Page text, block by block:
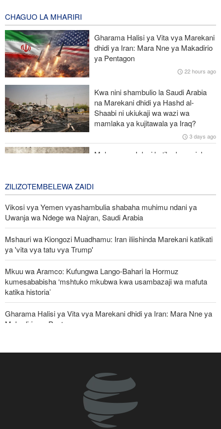
Trump anazidi kuchanganyikiwa kuhusu ulipizaji kisasi wa Iran,
amkabili Hegseth kuhusu uhaba wa silaha
Kituo kikubwa zaidi cha matibabu ya Ebola DRC huku
maambukizi yakienea
Interpol: Akili Mnemba (AI) inatumika katika 55% ya uhalifu wa
mtandaoni barani Afrika
Ruto asema serikali imetekeleza ahadi ilizowapa Waislamu wa
CHAGUO LA MHARIRI
Gharama Halisi ya Vita vya Marekani
dhidi ya Iran: Mara Nne ya Makadirio
ya Pentagon
22 hours ago
Kwa nini shambulio la Saudi Arabia
na Marekani dhidi ya Hashd al-
Shaabi ni ukiukaji wa wazi wa
mamlaka ya kujitawala ya Iraq?
3 days ago
Malengo ya Julani katika kuanzisha
ZILIZOTEMBELEWA ZAIDI
Vikosi vya Yemen vyashambulia shabaha muhimu ndani ya
Uwanja wa Ndege wa Najran, Saudi Arabia
Mshauri wa Kiongozi Muadhamu: Iran iliishinda Marekani katikati
ya 'vita vya tatu vya Trump'
Mkuu wa Aramco: Kufungwa Lango-Bahari la Hormuz
kumesababisha ‘mshtuko mkubwa kwa usambazaji wa mafuta
katika historia’
Gharama Halisi ya Vita vya Marekani dhidi ya Iran: Mara Nne ya
Makadirio ya Pentagon
katika Bahari Nyekundu
Ghaza yafanya maziko makubwa zaidi ya halaiki ya Wapalestina
112 waliouliwa kikatili na Israel
ElBaradei kwa Netanyahu: Umeiharibu Gaza, sasa
unazungumzia "uhuru" wa watu wake!